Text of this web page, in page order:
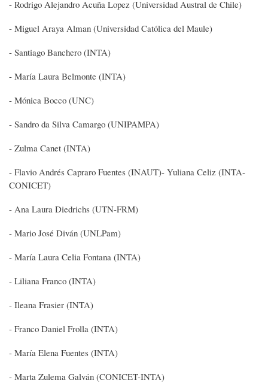
- Rodrigo Alejandro Acuña Lopez (Universidad Austral de Chile)
- Miguel Araya Alman (Universidad Católica del Maule)
- Santiago Banchero (INTA)
- María Laura Belmonte (INTA)
- Mónica Bocco (UNC)
- Sandro da Silva Camargo (UNIPAMPA)
- Zulma Canet (INTA)
- Flavio Andrés Capraro Fuentes (INAUT)- Yuliana Celiz (INTA-
CONICET)
- Ana Laura Diedrichs (UTN-FRM)
- Mario José Diván (UNLPam)
- María Laura Celia Fontana (INTA)
- Liliana Franco (INTA)
- Ileana Frasier (INTA)
- Franco Daniel Frolla (INTA)
- María Elena Fuentes (INTA)
- Marta Zulema Galván (CONICET-INTA)